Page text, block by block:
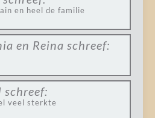
en heel de familie
en Reina schreef:
schreef:
veel sterkte